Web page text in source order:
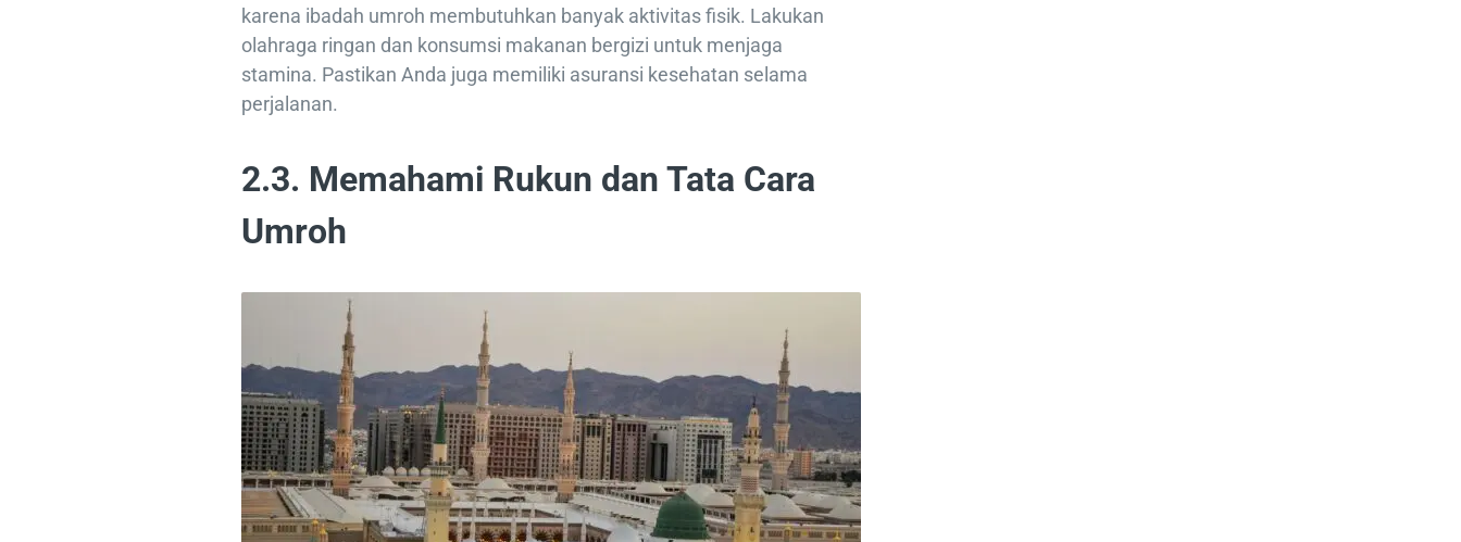
karena ibadah umroh membutuhkan banyak aktivitas fisik. Lakukan
olahraga ringan dan konsumsi makanan bergizi untuk menjaga
stamina. Pastikan Anda juga memiliki asuransi kesehatan selama
perjalanan.
2.3. Memahami Rukun dan Tata Cara
Umroh